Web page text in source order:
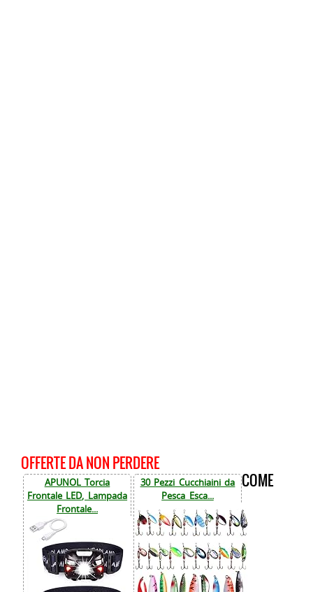
OFFERTE DA NON PERDERE
APUNOL Torcia
Frontale LED, Lampada
Frontale...
30 Pezzi Cucchiaini da
Pesca Esca...
COME